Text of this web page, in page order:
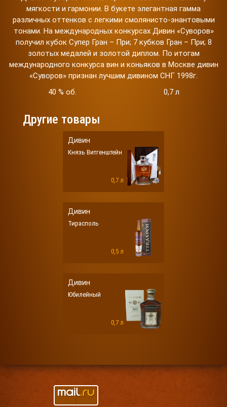
мягкости и гармонии. В букете элегантная гамма
различных оттенков с легкими смолянисто-энантовыми
тонами. На международных конкурсах Дивин «Суворов»
получил кубок Супер Гран – При; 7 кубков Гран – При; 8
золотых медалей и золотой диплом. По итогам
международного конкурса вин и коньяков в Москве дивин
«Суворов» признан лучшим дивином СНГ 1998г.
40 % об. 0,7 л
Другие товары
Дивин
0,7 л
Князь Витгенштейн
Дивин
0,5 л
Тирасполь
Дивин
0,7 л
Юбилейный